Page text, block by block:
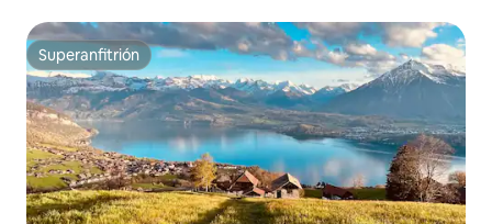
Superanfitrión
Superanfitrión